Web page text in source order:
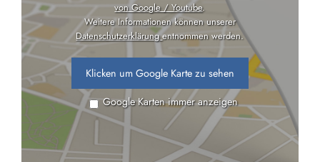
von Google / Youtube.
Weitere Informationen können unserer
Datenschutzerklärungentnommen werden.
Klicken um Google Karte zu sehen
Google Karten immer anzeigen